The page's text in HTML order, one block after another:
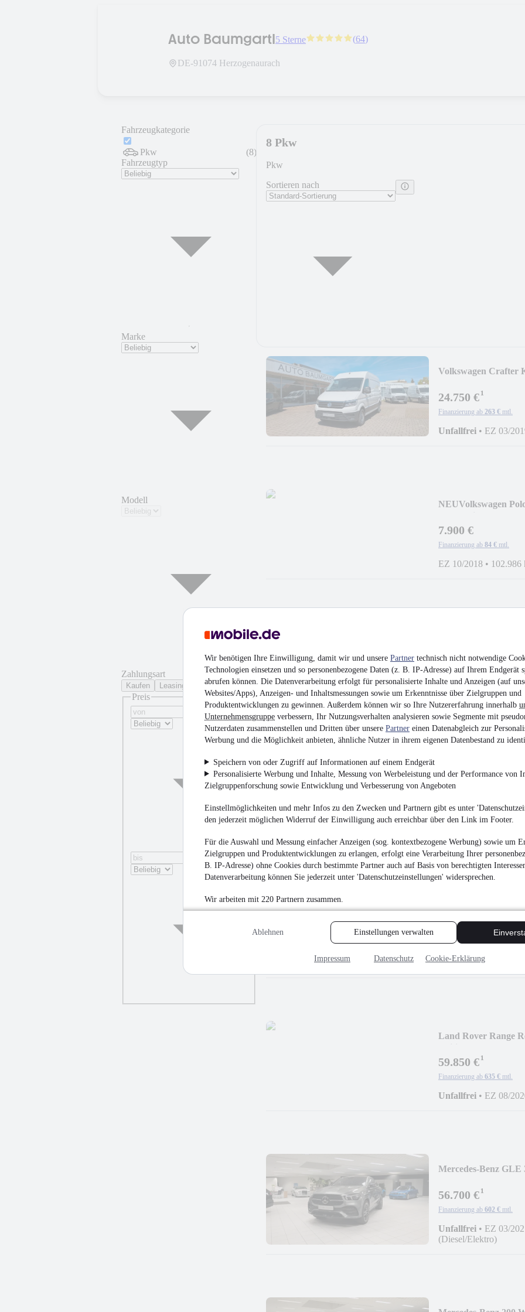
Wir benötigen Ihre Einwilligung, damit wir und unsere Partner technisch nicht notwendige
Technologien einsetzen und so personenbezogene Daten (z. B. IP-Adresse) auf Ihrem Endgerät
abrufen können. Die Datenverarbeitung erfolgt für personalisierte Inhalte und Anzeigen (auf
Websites/Apps), Anzeigen- und Inhaltsmessungen sowie um Erkenntnisse über Zielgruppen und
Produktentwicklungen zu gewinnen. Außerdem können wir so Ihre Nutzererfahrung innerhalb
Unternehmensgruppe verbessern, Ihr Nutzungsverhalten analysieren sowie Segmente mit
Nutzerdaten zusammenstellen und Dritten über unsere Partner einen Datenabgleich zur
Werbung und die Möglichkeit anbieten, ähnliche Nutzer in ihrem eigenen Datenbestand zu
Speichern von oder Zugriff auf Informationen auf einem Endgerät
Personalisierte Werbung und Inhalte, Messung von Werbeleistung und der Performance von
Zielgruppenforschung sowie Entwicklung und Verbesserung von Angeboten
Einstellmöglichkeiten und mehr Infos zu den Zwecken und Partnern gibt es unter
den jederzeit möglichen Widerruf der Einwilligung auch erreichbar über den Link im Footer.
Für die Auswahl und Messung einfacher Anzeigen (sog. kontextbezogene Werbung) sowie um
Zielgruppen und Produktentwicklungen zu erlangen, erfolgt eine Verarbeitung Ihrer
B. IP-Adresse) ohne Cookies durch bestimmte Partner auch auf Basis von berechtigten
Datenverarbeitung können Sie jederzeit unter 'Datenschutzeinstellungen' widersprechen.
Wir arbeiten mit 220 Partnern zusammen.
Ablehnen Einstellungen verwalten
Impressum Datenschutz Cookie-Erklärung
Auto Baumgartl5 Sterne (64)
DE-91074 Herzogenaurach
Fahrzeugkategorie
Pkw (8)
Fahrzeugtyp
Marke
Modell
Zahlungsart
Kaufen Leasing
Preis
8 Pkw
Pkw
Sortieren nach
Volkswagen Crafter
24.750 €¹
Finanzierung ab 263 € mtl.
Unfallfrei • EZ 03/
NEUVolkswagen
7.900 €
Finanzierung ab 84 € mtl.
EZ 10/2018 • 102.986
Opel Grandland
15.990 €
Finanzierung ab 170 € mtl.
EZ 07/2020•48.900
Opel Astra L Lim.
Finanzierung ab 177 € mtl.
Mercedes-Benz
15.800 € ¹
Finanzierung ab 168 € mtl.
EZ 09/2019•
Land Rover Range
59.850 €¹
Finanzierung ab 635 € mtl.
Unfallfrei • EZ 08/
Mercedes-Benz
56.700 €¹
Finanzierung ab 602 € mtl.
Unfallfrei • EZ 03/
(Diesel/Elektro)